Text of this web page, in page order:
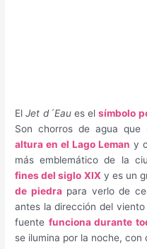
ElJet d´Eaues elsímbolo
Son chorros de agua
altura en el Lago Leman y
más emblemático de la
fines del siglo XIX y es un
de piedrapara verlo de
antes la dirección del
fuente funciona durante
se ilumina por la noche, con